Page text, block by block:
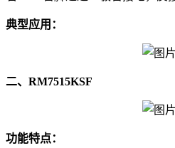
典型应用：
二、RM7515KSF
功能特点：